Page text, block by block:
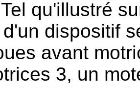
Tel qu'illustré
dispositif
avant
3, un